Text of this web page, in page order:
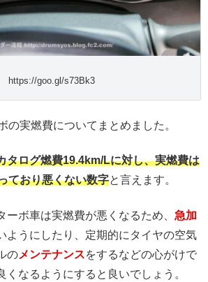
https://goo.gl/s73Bk3
の実燃費についてまとめました。
タログ燃費19.4km/Lに対し、実燃費は
ており悪くない数字と言えます。
ーボ車は実燃費が悪くなるため、 急加
ようにしたり、定期的にタイヤの空気
のメンテナンスをするなどの心がけで
くなるようにすると良いでしょう。